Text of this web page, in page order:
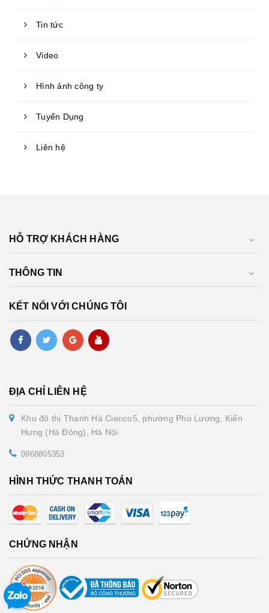
Tin tức
Video
Hình ảnh công ty
Tuyển Dụng
Liên hệ
HỖ TRỢ KHÁCH HÀNG
THÔNG TIN
KẾT NỐI VỚI CHÚNG TÔI
ĐỊA CHỈ LIÊN HỆ
Khu đô thị Thanh Hà Cienco5, phường Phú Lương, Kiến
Hưng (Hà Đông), Hà Nội
0968805353
HÌNH THỨC THANH TOÁN
CHỨNG NHẬN